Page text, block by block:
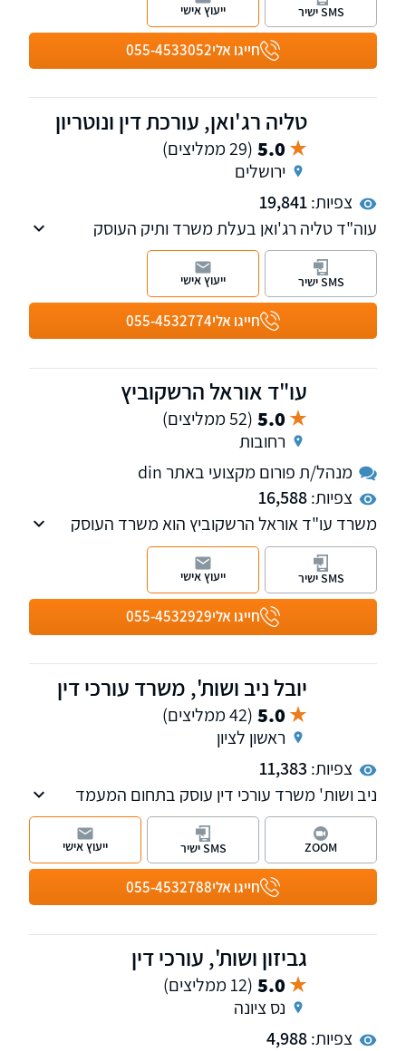
חייגו אלי055-4533052
SMS ישיר ייעוץ אישי
טליה רג'ואן, עורכת דין ונוטריון
5.0 (29 ממליצים)
ירושלים
צפיות:19,841
עוה"ד טליה רג'ואן בעלת משרד ותיק העוסק
בתחום דיני העבודה, ביטוח לאומי וקרנות פנסיה
וייעוץ לגיל השלישי. למשרדנו סניפים בירושלים
ובת"א.
חייגו אלי055-4532774
SMS ישיר ייעוץ אישי
עו"ד אוראל הרשקוביץ
5.0 (52 ממליצים)
רחובות
מנהל/ת פורום מקצועי באתר din
צפיות:16,588
משרד עו"ד אוראל הרשקוביץ הוא משרד העוסק
בתחום האזרחי-מסחרי על רבדיו השונים.
חייגו אלי055-4532929
SMS ישיר ייעוץ אישי
יובל ניב ושות', משרד עורכי דין
5.0 (42 ממליצים)
ראשון לציון
צפיות: 11,383
ניב ושות' משרד עורכי דין עוסק בתחום המעמד
האישי ודיני המשפחה והירושה. בנוסף, במשרד
מחלקות העוסקות בדיני עבודה ונזיקין. למשרד
שלוחות ברמת גן, ראשון לציון ונתניה.
חייגו אלי055-4532788
ZOOM SMS ישיר ייעוץ אישי
גביזון ושות', עורכי דין
5.0 (12 ממליצים)
נס ציונה
צפיות:4,988